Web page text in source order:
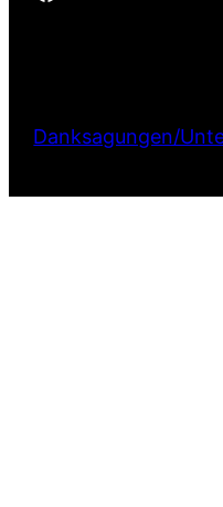
Danksagungen/